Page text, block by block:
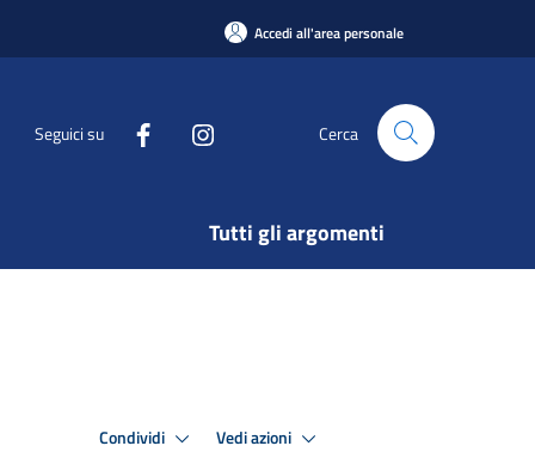
Accedi all'area personale
Seguici su Cerca
Tutti gli argomenti
Condividi Vedi azioni